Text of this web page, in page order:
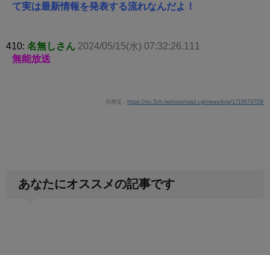
て実は最新情報を発表する流れなんだよ！
410: 名無しさん 2024/05/15(水) 07:32:26.111
無能放送
引用元： https://mi.5ch.net/test/read.cgi/news4vip/1715674729/
あなたにオススメの記事です